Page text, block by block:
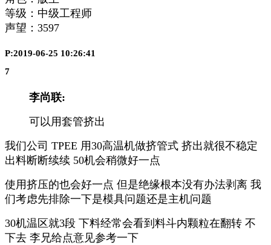
等级：中级工程师
声望： 3597
P:2019-06-25 10:26:41
7
李尚联:
可以用套管挤出
我们公司 TPEE 用30高温机做挤管式 挤出就很不稳定
出料断断续续 50机会稍微好一点
使用挤压的也会好一点 但是绝缘根本没有办法剥离 我
们考虑先排除一下是模具问题还是主机问题
30机温区就3段 下料经常会看到料斗内颗粒在翻转 不
下去 李兄给点意见参考一下